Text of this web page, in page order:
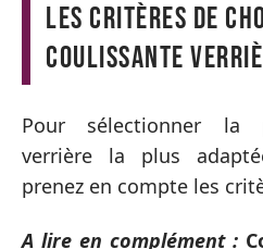
Les critères de
coulissante
Pour sélectionner la
verrière la plus
prenez en compte les
A lire en complément :